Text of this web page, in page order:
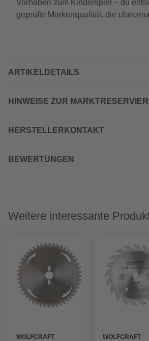
Vorhaben zum Kinderspiel – du
geprüfte Markenqualität, die
ARTIKELDETAILS
HINWEISE ZUR
HERSTELLERKONTAKT
BEWERTUNGEN
Weitere interessante
WOLFCRAFT
WOLFCRAFT